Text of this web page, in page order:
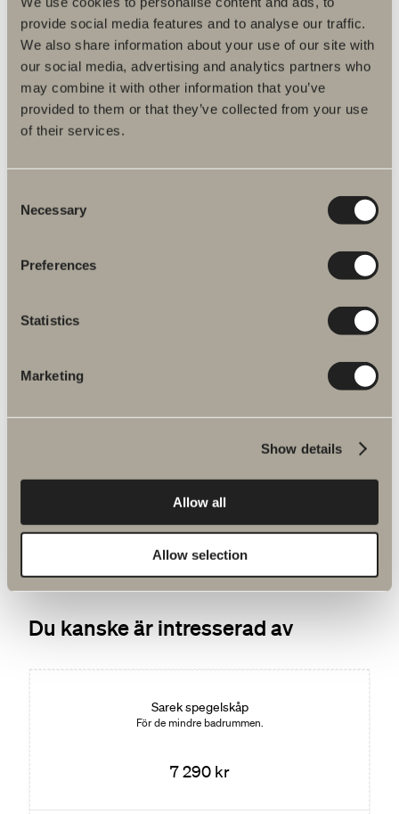
provide social media features and to analyse our traffic.
We also share information about your use of our site with
our social media, advertising and analytics partners who
may combine it with other information that you’ve
provided to them or that they’ve collected from your use
of their services.
Selection
Necessary
Preferences
Statistics
Marketing
Show details
Allow all
Allow selection
DWG-filer
Artikelnummer
Specifikation
620 kr
Diameter: 15 cm. 5x förstoring.
Du kanske är intresserad av
Sarek spegelskåp
För de mindre badrummen.
7 290 kr